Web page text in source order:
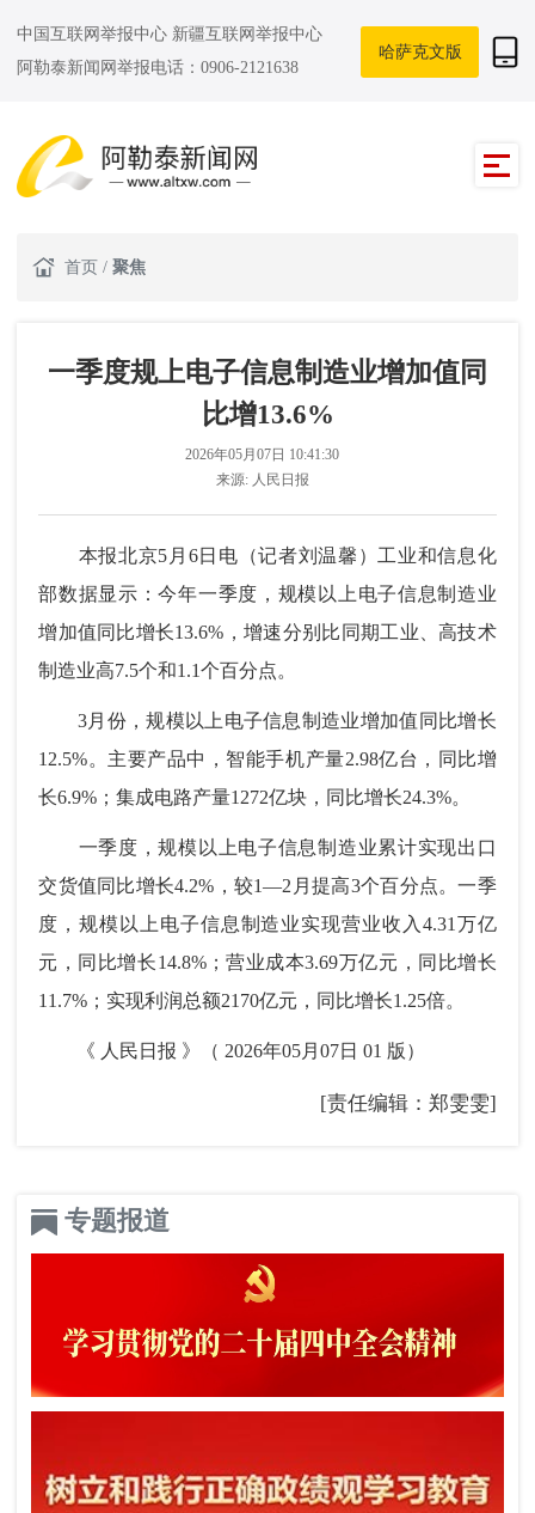
中国互联网举报中心 新疆互联网举报中心
阿勒泰新闻网举报电话：0906-2121638
哈萨克文版
首页 / 聚焦
一季度规上电子信息制造业增加值同
比增13.6%
2026年05月07日 10:41:30
来源: 人民日报
本报北京5月6日电（记者刘温馨）工业和信息化
部数据显示：今年一季度，规模以上电子信息制造业
增加值同比增长13.6%，增速分别比同期工业、高技术
制造业高7.5个和1.1个百分点。
3月份，规模以上电子信息制造业增加值同比增长
12.5%。主要产品中，智能手机产量2.98亿台，同比增
长6.9%；集成电路产量1272亿块，同比增长24.3%。
一季度，规模以上电子信息制造业累计实现出口
交货值同比增长4.2%，较1—2月提高3个百分点。一季
度，规模以上电子信息制造业实现营业收入4.31万亿
元，同比增长14.8%；营业成本3.69万亿元，同比增长
11.7%；实现利润总额2170亿元，同比增长1.25倍。
《 人民日报 》（ 2026年05月07日 01 版）
[责任编辑：郑雯雯]
专题报道